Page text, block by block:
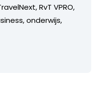
RvT VPRO,
onderwijs,